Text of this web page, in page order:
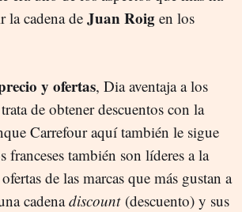
la cadena de Juan Roig en los
y ofertas, Dia aventaja a los
de obtener descuentos con la
Carrefour aquí también le sigue
franceses también son líderes a la
de las marcas que más gustan a
cadenadiscount(descuento) y sus